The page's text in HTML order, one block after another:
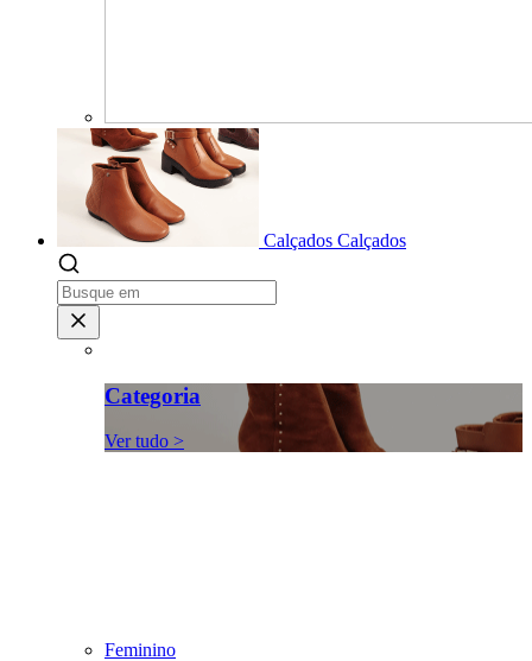
Calçados Calçados
Categoria
Ver tudo >
Feminino